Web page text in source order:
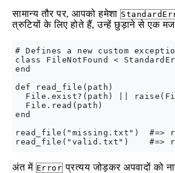
सामान्य तौर पर, आपको हमेशा
त्रुटियों के लिए होते हैं, उन्हें छुड़ाने से एक
# Defines a new custom
class FileNotFound <
end
def read_file(path)
File.exist?(path) ||
  File.read(path)
end
read_file("missing.txt")  #=>
अंत में Error प्रत्यय जोड़कर अपवादों को